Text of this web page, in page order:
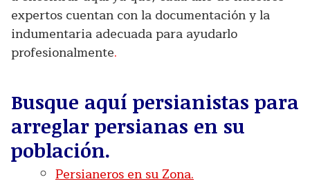
expertos cuentan con la documentación y la
indumentaria adecuada para ayudarlo
profesionalmente.
Busque aquí persianistas para
arreglar persianas en su
población.
Persianeros en su Zona.